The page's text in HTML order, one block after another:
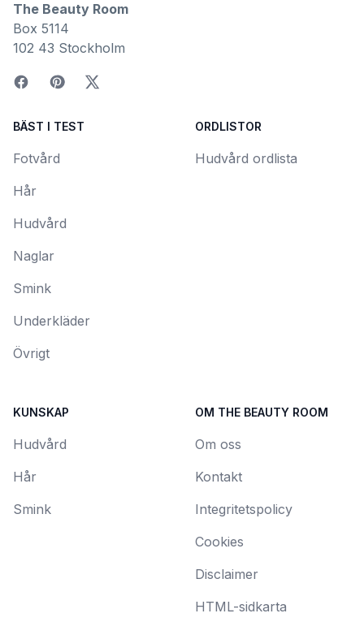
The Beauty Room
Box 5114
102 43 Stockholm
BÄST I TEST
Fotvård
Hår
Hudvård
Naglar
Smink
Underkläder
Övrigt
ORDLISTOR
Hudvård ordlista
KUNSKAP
Hudvård
Hår
Smink
OM THE BEAUTY ROOM
Om oss
Kontakt
Integritetspolicy
Cookies
Disclaimer
HTML-sidkarta